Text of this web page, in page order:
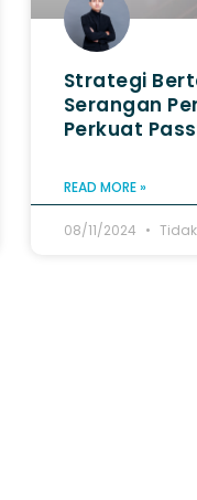
Strategi
Serangan
Perkuat
READ MORE »
08/11/2024